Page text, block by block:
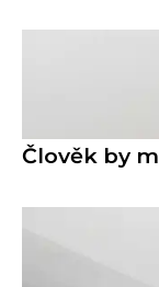
Člověk by